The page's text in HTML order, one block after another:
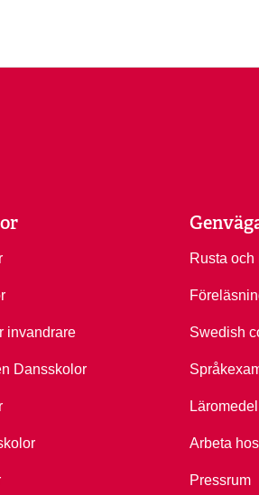
invandrare
Dansskolor
Rusta och
Swedish
Arbeta
Pressrum